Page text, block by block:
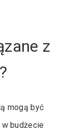
z
mogą być
budżecie